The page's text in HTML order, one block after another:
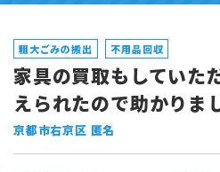
粗大ごみの搬出 不用品回収
家具の買取もしていた
えられたので助かりま
京都市右京区 匿名